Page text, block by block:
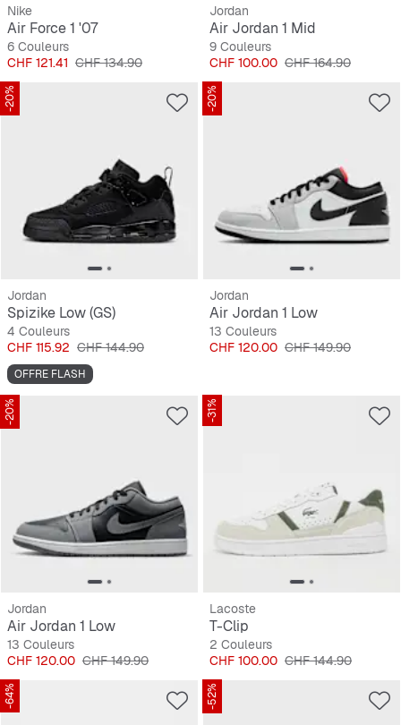
Nike
Air Force 1 '07
6 Couleurs
Prix
CHF 121.41 Prix original
CHF 134.90
Jordan
Air Jordan 1 Mid
9 Couleurs
Prix
CHF 100.00 Prix original
CHF 164.90
-20%
Jordan
Spizike Low (GS)
4 Couleurs
Prix
CHF 115.92 Prix original
CHF 144.90
OFFRE FLASH
-20%
Jordan
Air Jordan 1 Low
13 Couleurs
Prix
CHF 120.00 Prix original
CHF 149.90
-20%
Jordan
Air Jordan 1 Low
13 Couleurs
Prix
CHF 120.00 Prix original
CHF 149.90
-31%
Lacoste
T-Clip
2 Couleurs
Prix
CHF 100.00 Prix original
CHF 144.90
-64% -52%